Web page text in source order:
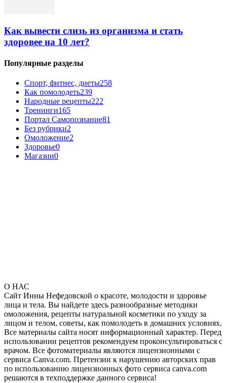
Как вывести слизь из организма и стать
здоровее на 10 лет?
Популярные разделы
Спорт, фитнес, диеты258
Как помолодеть239
Народные рецепты222
Тренинги165
Портал Самопознание81
Без рубрики2
Омоложение2
Здоровье0
Магазин0
О НАС
Сайт Инны Нефедовской о красоте, молодости и здоровье
лица и тела. Вы найдете здесь разнообразные методики
омоложения, рецепты натуральной косметики по уходу за
лицом и телом, советы, как помолодеть в домашних условиях.
Все материалы сайта носят информационный характер. Перед
использовании рецептов рекомендуем проконсультироваться с
врачом. Все фотоматериалы являются лицензионными с
сервиса Canva.com. Претензии к нарушению авторских прав
по использованию лицензионных фото сервиса canva.com
решаются в техподдержке данного сервиса!